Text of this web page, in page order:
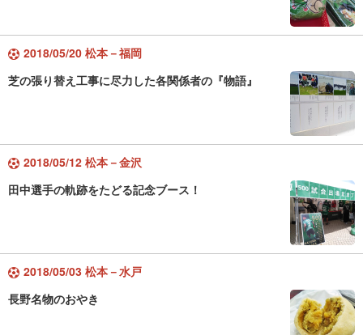
2018/05/20 松本－福岡
芝の張り替え工事に尽力した各関係者の『物語』
2018/05/12 松本－金沢
田中選手の軌跡をたどる記念ブース！
2018/05/03 松本－水戸
長野名物のおやき